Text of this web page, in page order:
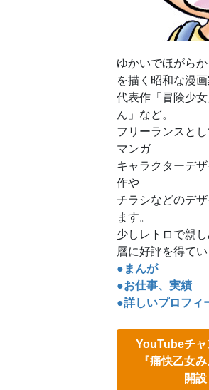
ゆかいでほがら
を描く昭和な漫画
代表作「冒険少
ん」など。
フリーランスと
マンガ
キャラクターデ
作や
チラシなどのデ
ます。
少しレトロで親
層に好評を得てい
●まんが
●お仕事、実績
●詳しいプロフィ
YouTubeチャ
『痛快乙女
開設